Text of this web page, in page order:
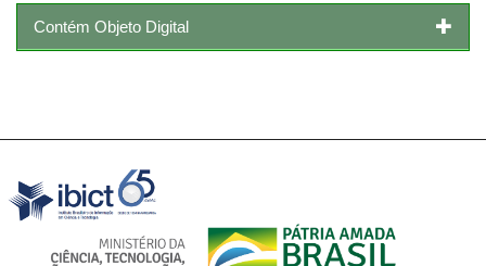
Contém Objeto Digital